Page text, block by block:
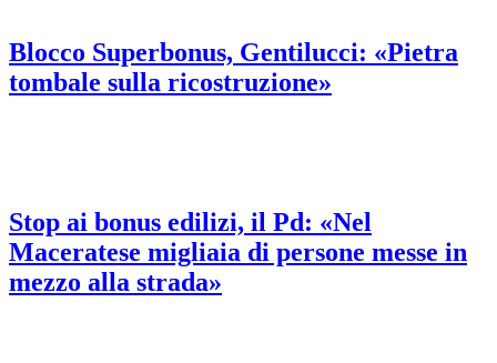
Blocco Superbonus, Gentilucci: «Pietra
tombale sulla ricostruzione»
Stop ai bonus edilizi, il Pd: «Nel
Maceratese migliaia di persone messe in
mezzo alla strada»